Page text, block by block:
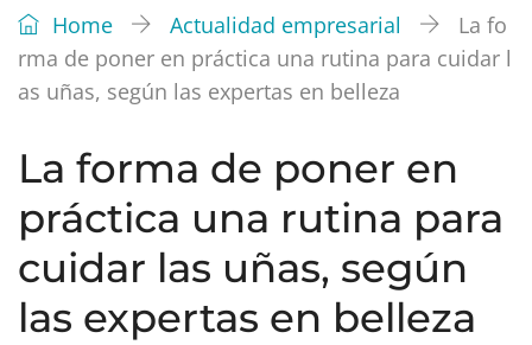
Home Actualidad empresarial
La fo
rma de poner en práctica una rutina para cuidar l
as uñas, según las expertas en belleza
La forma de poner en
práctica una rutina para
cuidar las uñas, según
las expertas en belleza